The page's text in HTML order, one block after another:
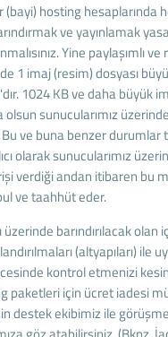
(bayi) hosting hesaplarında
ve yayınlamak
Yine paylaşımlı
1 imaj (resim) dosyası
1024 KB ve daha büyük
sunucularımız
Bu ve buna benzer
olarak sunucularımız
verdiği andan itibaren bu
ve taahhüt eder.
barındırılacak olan
(altyapıları) ile
kontrol etmenizi
paketleri için ücret iadesi
destek ekibimiz ile